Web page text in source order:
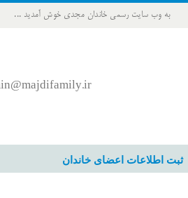
به وب سایت رسمی خاندان مجدی خوش آمدید ...
ثبت اطلاعات اعضای خاندان